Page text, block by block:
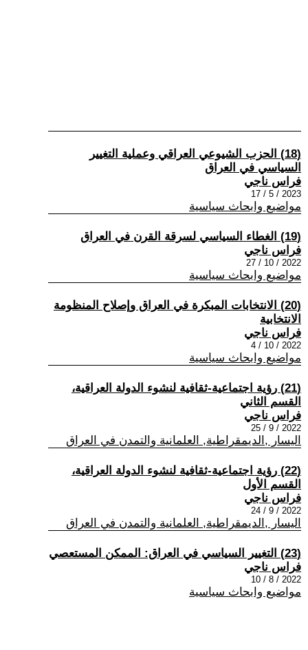
(18) الحزب الشيوعي العراقي وعملية التغيير
السياسي في العراق
فراس ناجي
2023 / 5 / 17
مواضيع وابحاث سياسية
(19) الغطاء السياسي لسرقة القرن في العراق
فراس ناجي
2022 / 10 / 27
مواضيع وابحاث سياسية
(20) الانتخابات المبكرة في العراق وإصلاح المنظومة
الانتخابية
فراس ناجي
2022 / 10 / 4
مواضيع وابحاث سياسية
(21) رؤية اجتماعية-ثقافية لنشوء الدولة العراقية،
القسم الثاني
فراس ناجي
2022 / 9 / 25
اليسار ,الديمقراطية, العلمانية والتمدن في العراق
(22) رؤية اجتماعية-ثقافية لنشوء الدولة العراقية،
القسم الأول
فراس ناجي
2022 / 9 / 24
اليسار ,الديمقراطية, العلمانية والتمدن في العراق
(23) التغيير السياسي في العراق: الممكن المستعصي
فراس ناجي
2022 / 8 / 10
مواضيع وابحاث سياسية